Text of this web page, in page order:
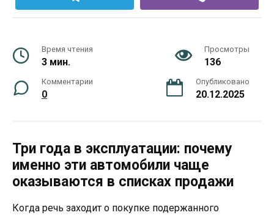
Время чтения
3 мин.
Просмотры
136
Комментарии
0
Опубликовано
20.12.2025
Три года в эксплуатации: почему
именно эти автомобили чаще
оказываются в списках продажи
Когда речь заходит о покупке подержанного